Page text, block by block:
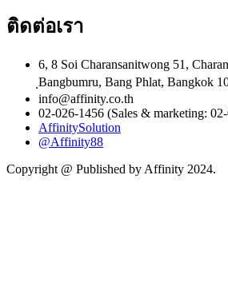
ติดต่อเรา
6, 8 Soi Charansanitwong 51,
Bangbumru, Bang Phlat, Bangkok
info@affinity.co.th
02-026-1456 (Sales & marketing:
AffinitySolution
@Affinity88
Copyright @ Published by Affinity 2024.